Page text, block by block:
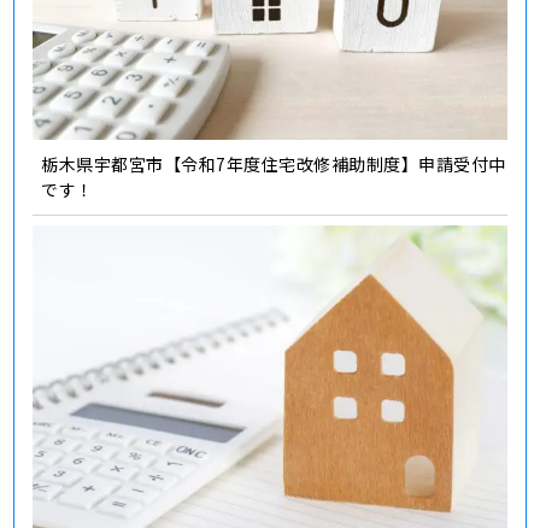
栃木県宇都宮市【令和7年度住宅改修補助制度】申請受付中
です！